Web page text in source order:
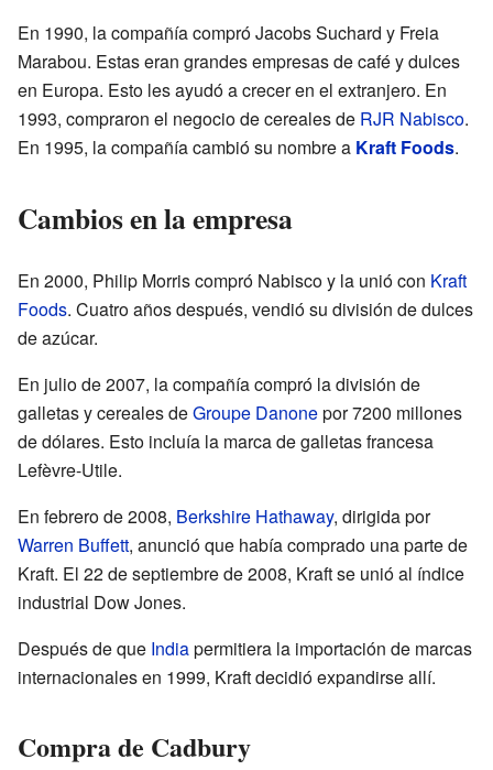
En 1990, la compañía compró Jacobs Suchard y Freia
Marabou. Estas eran grandes empresas de café y dulces
en Europa. Esto les ayudó a crecer en el extranjero. En
1993, compraron el negocio de cereales de RJR Nabisco.
En 1995, la compañía cambió su nombre a Kraft Foods.
Cambios en la empresa
En 2000, Philip Morris compró Nabisco y la unió con Kraft
Foods. Cuatro años después, vendió su división de dulces
de azúcar.
En julio de 2007, la compañía compró la división de
galletas y cereales deGroupe Danonepor 7200 millones
de dólares. Esto incluía la marca de galletas francesa
Lefèvre-Utile.
En febrero de 2008, Berkshire Hathaway, dirigida por
Warren Buffett, anunció que había comprado una parte de
Kraft. El 22 de septiembre de 2008, Kraft se unió al índice
industrial Dow Jones.
Después de que Indiapermitiera la importación de marcas
internacionales en 1999, Kraft decidió expandirse allí.
Compra de Cadbury